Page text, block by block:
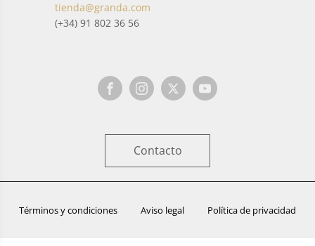
tienda@granda.com
(+34) 91 802 36 56
Contacto
Términos y condiciones Aviso legal Política de privacidad